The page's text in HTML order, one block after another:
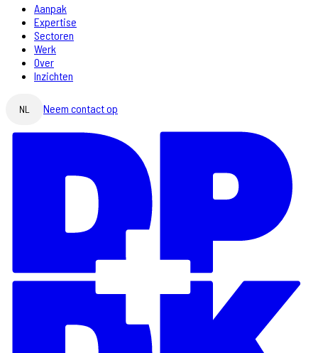
Aanpak
Expertise
Sectoren
Werk
Over
Inzichten
NL Neem contact op